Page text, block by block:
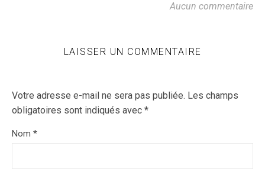
Aucun commentaire
LAISSER UN COMMENTAIRE
Votre adresse e-mail ne sera pas publiée. Les champs
obligatoires sont indiqués avec *
Nom *